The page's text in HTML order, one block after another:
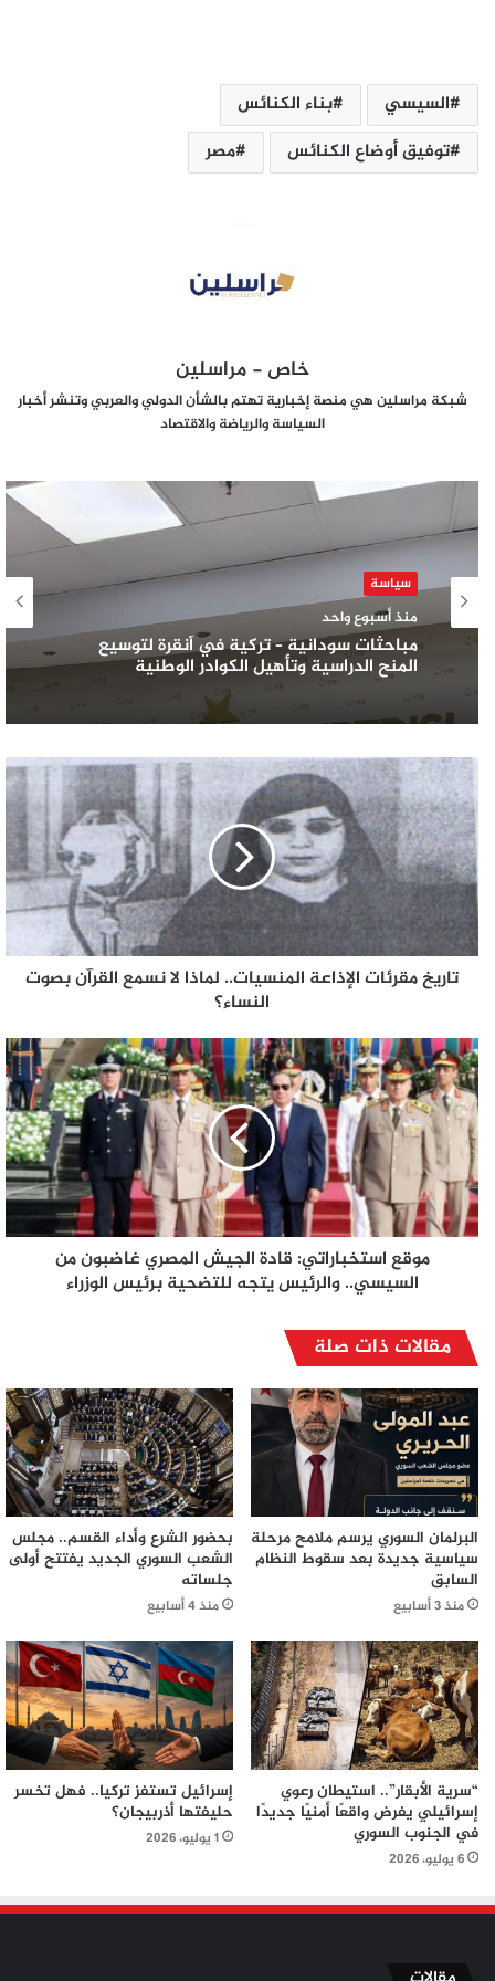
السيسي
بناء الكنائس
توفيق أوضاع الكنائس
مصر
خاص - مراسلين
شبكة مراسلين هي منصة إخبارية تهتم بالشأن الدولي والعربي وتنشر أخبار
السياسة والرياضة والاقتصاد
سياسة
منذ أسبوع واحد
مباحثات سودانية – تركية في أنقرة لتوسيع
المنح الدراسية وتأهيل الكوادر الوطنية
تاريخ مقرئات الإذاعة المنسيات.. لماذا لا نسمع القرآن بصوت
النساء؟
موقع استخباراتي: قادة الجيش المصري غاضبون من
السيسي.. والرئيس يتجه للتضحية برئيس الوزراء
مقالات ذات صلة
البرلمان السوري يرسم ملامح مرحلة
سياسية جديدة بعد سقوط النظام
السابق
منذ 3 أسابيع
بحضور الشرع وأداء القسم.. مجلس
الشعب السوري الجديد يفتتح أولى
جلساته
منذ 4 أسابيع
“سرية الأبقار”.. استيطان رعوي
إسرائيلي يفرض واقعًا أمنيًا جديدًا
في الجنوب السوري
6 يوليو، 2026
إسرائيل تستفز تركيا.. فهل تخسر
حليفتها أذربيجان؟
1 يوليو، 2026